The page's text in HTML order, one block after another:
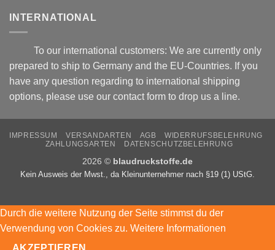
INTERNATIONAL
To our international customers: We are currently only
prepared to ship to Germany and the EU-Countries. If you
have any question regarding to international shipping
options, please use our contact form to drop us a line.
IMPRESSUM VERSANDARTEN AGB
WIDERRUFSBELEHRUNG
ZAHLUNGSARTEN
DATENSCHUTZBELEHRUNG
2026 © blaudruckstoffe.de
Kein Ausweis der Mwst., da Kleinunternehmer nach §19 (1) UStG.
Durch die weitere Nutzung der Seite stimmst du der
Verwendung von Cookies zu. Weitere Informationen